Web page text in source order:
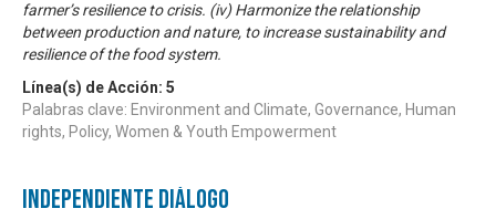
farmer’s resilience to crisis. (iv) Harmonize the relationship
between production and nature, to increase sustainability and
resilience of the food system.
Línea(s) de Acción: 5
Palabras clave: Environment and Climate, Governance, Human
rights, Policy, Women & Youth Empowerment
Independiente Diálogo